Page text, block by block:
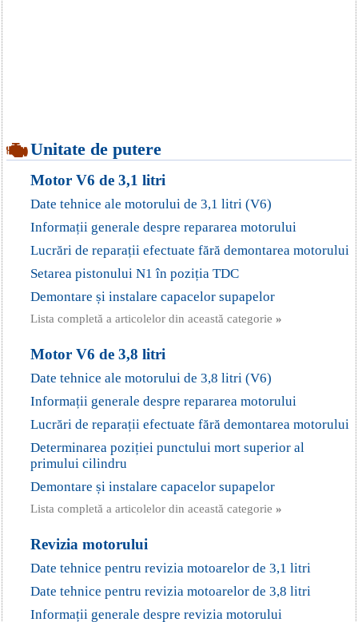
Unitate de putere
Motor V6 de 3,1 litri
Date tehnice ale motorului de 3,1 litri (V6)
Informații generale despre repararea motorului
Lucrări de reparații efectuate fără demontarea motorului
Setarea pistonului N1 în poziția TDC
Demontare și instalare capacelor supapelor
Lista completă a articolelor din această categorie »
Motor V6 de 3,8 litri
Date tehnice ale motorului de 3,8 litri (V6)
Informații generale despre repararea motorului
Lucrări de reparații efectuate fără demontarea motorului
Determinarea poziției punctului mort superior al
primului cilindru
Demontare și instalare capacelor supapelor
Lista completă a articolelor din această categorie »
Revizia motorului
Date tehnice pentru revizia motoarelor de 3,1 litri
Date tehnice pentru revizia motoarelor de 3,8 litri
Informații generale despre revizia motorului